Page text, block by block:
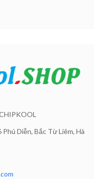
Diễn, Bắc Từ Liêm, Hà